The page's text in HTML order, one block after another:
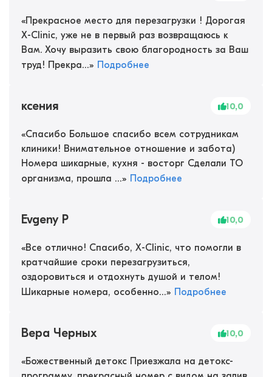
«Прекрасное место для перезагрузки ! Дорогая
X-Clinic, уже не в первый раз возвращаюсь к
Вам. Хочу выразить свою благородность за Ваш
труд! Прекра...» Подробнее
ксения 10,0
«Спасибо Большое спасибо всем сотрудникам
клиники! Внимательное отношение и забота)
Номера шикарные, кухня - восторг Сделали ТО
организма, прошла ...» Подробнее
Evgeny P 10,0
«Все отлично! Спасибо, X-Clinic, что помогли в
кратчайшие сроки перезагрузиться,
оздоровиться и отдохнуть душой и телом!
Шикарные номера, особенно...» Подробнее
Вера Черных 10,0
«Божественный детокс Приезжала на детокс-